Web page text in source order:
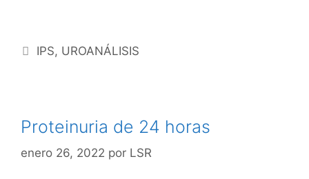
IPS, UROANÁLISIS
Proteinuria de 24 horas
enero 26, 2022 por LSR